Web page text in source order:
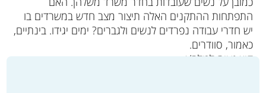
התפתחות ההתקנים האלה תיצור מצב חדש במשרדים בו
יש חדרי עבודה נפרדים לנשים ולגברים? ימים יגידו. בינתיים,
כאמור, סוודרים.
קיץ נעים לכולם/ן.